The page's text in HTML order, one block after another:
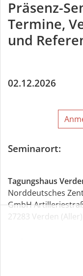
pro clima
Arnold Wittig,
pro clima
Gerd Kaupp,
Markus
pro clima
Außenhandel,
Präsenz-
Termine,
und
02.12.2026
Seminarort:
Tagungshaus
Norddeutsches
GmbH
27283 Verden (Aller)